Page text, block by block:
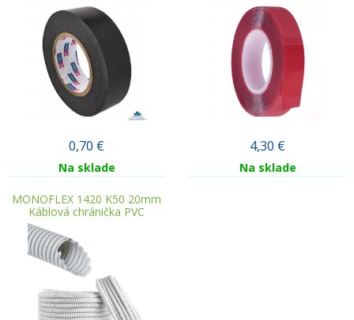
0,70 €
Na sklade
4,30 €
Na sklade
MONOFLEX 1420 K50 20mm
Káblová chránička PVC